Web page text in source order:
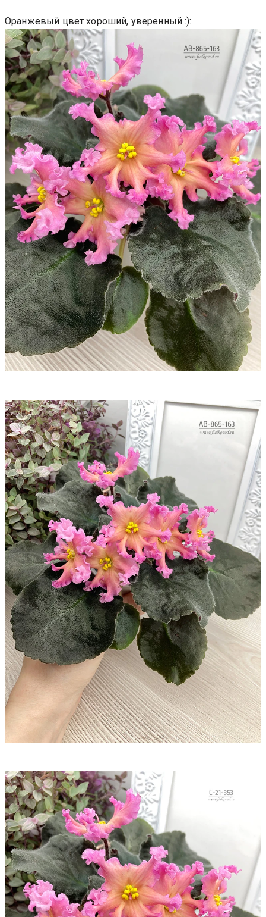
Оранжевый цвет хороший, уверенный :):